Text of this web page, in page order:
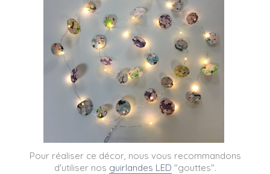
Pour réaliser ce décor, nous vous recommandons
d'utiliser nos guirlandes LED "gouttes".